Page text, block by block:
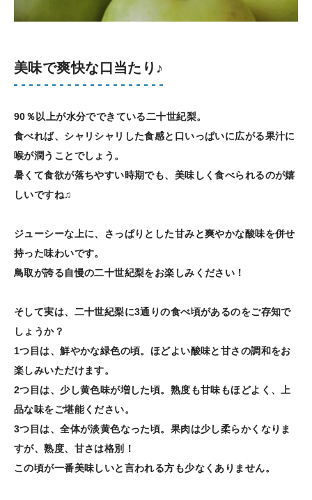
美味で爽快な口当たり♪
90％以上が水分でできている二十世紀梨。
食べれば、シャリシャリした食感と口いっぱいに広がる果汁に
喉が潤うことでしょう。
暑くて食欲が落ちやすい時期でも、美味しく食べられるのが嬉
しいですね♫
ジューシーな上に、さっぱりとした甘みと爽やかな酸味を併せ
持った味わいです。
鳥取が誇る自慢の二十世紀梨をお楽しみください！
そして実は、二十世紀梨に3通りの食べ頃があるのをご存知で
しょうか？
1つ目は、鮮やかな緑色の頃。ほどよい酸味と甘さの調和をお
楽しみいただけます。
2つ目は、少し黄色味が増した頃。熟度も甘味もほどよく、上
品な味をご堪能ください。
3つ目は、全体が淡黄色なった頃。果肉は少し柔らかくなりま
すが、熟度、甘さは格別！
この頃が一番美味しいと言われる方も少なくありません。